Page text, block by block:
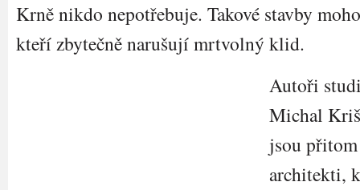
Krně nikdo nepotřebuje. Takové stavby
kteří zbytečně narušují mrtvolný klid.
Autoři
Michal
jsou
architekti,